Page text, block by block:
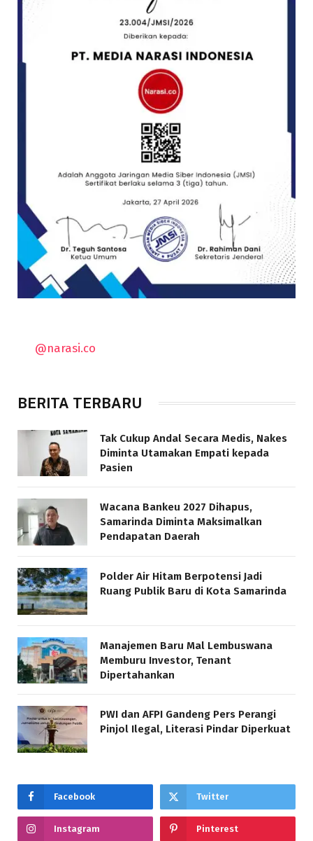
@narasi.co
BERITA TERBARU
Tak Cukup Andal Secara Medis, Nakes
Diminta Utamakan Empati kepada
Pasien
Wacana Bankeu 2027 Dihapus,
Samarinda Diminta Maksimalkan
Pendapatan Daerah
Polder Air Hitam Berpotensi Jadi
Ruang Publik Baru di Kota Samarinda
Manajemen Baru Mal Lembuswana
Memburu Investor, Tenant
Dipertahankan
PWI dan AFPI Gandeng Pers Perangi
Pinjol Ilegal, Literasi Pindar Diperkuat
Facebook Twitter
Instagram Pinterest